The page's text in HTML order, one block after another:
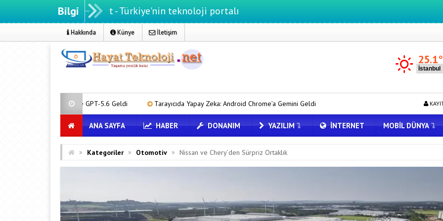
Bilgi- Türkiye'nin teknoloji portalı
Hakkında Künye İletişim
25.1
Tarayıcıda Yapay Zeka: Android Chrome’a Gemini Geldi macOS Kullananlar Dikkat: Bilgisayarınızı Güncelleyin
ANA SAYFA HABER DONANIM YAZILIM İNTERNET MOBIL DÜNYA
» Kategoriler » Otomotiv » Nissan ve Chery’den Sürpriz Ortaklık